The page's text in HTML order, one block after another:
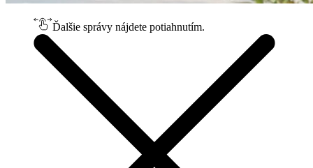
Ďalšie správy nájdete potiahnutím.